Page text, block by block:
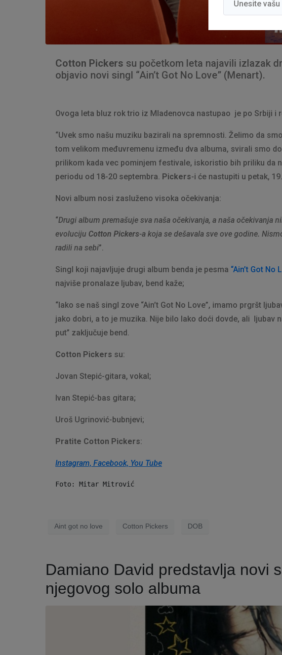
Cotton Pickers su početkom leta najavili izlazak
objavio novi singl “Ain’t Got No Love” (Menart).
Ovoga leta bluz rok trio iz Mladenovca nastupao je po Srbiji i
“Uvek smo našu muziku bazirali na spremnosti. Želimo da
tom velikom međuvremenu između dva albuma, svirali smo
prilikom kada vec pominjem festivale, iskoristio bih priliku da
periodu od 18-20 septembra. Pickers-i će nastupiti u petak,
Novi album nosi zasluženo visoka očekivanja:
“Drugi album premašuje sva naša očekivanja, a naša očekivanja
evoluciju Cotton Pickers-a koja se dešavala sve ove godine.
radili na sebi”.
Singl koji najavljuje drugi album benda je pesma “Ain’t Got No
najviše pronalaze ljubav, bend kaže;
“Iako se naš singl zove “Ain’t Got No Love”, imamo prgršt
jako dobri, a to je muzika. Nije bilo lako doći dovde, ali ljubav
put” zaključuje bend.
Cotton Pickers su:
Jovan Stepić-gitara, vokal;
Ivan Stepić-bas gitara;
Uroš Ugrinović-bubnjevi;
Pratite Cotton Pickers:
Instagram, Facebook, You Tube
Foto: Mitar Mitrović
Aint got no love Cotton Pickers DOB
Damiano David predstavlja novi
njegovog solo albuma